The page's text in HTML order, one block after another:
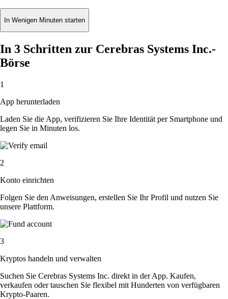
In Wenigen Minuten starten
In 3 Schritten zur Cerebras Systems Inc.-
Börse
1
App herunterladen
Laden Sie die App, verifizieren Sie Ihre Identität per Smartphone und
legen Sie in Minuten los.
2
Konto einrichten
Folgen Sie den Anweisungen, erstellen Sie Ihr Profil und nutzen Sie
unsere Plattform.
3
Kryptos handeln und verwalten
Suchen Sie Cerebras Systems Inc. direkt in der App. Kaufen,
verkaufen oder tauschen Sie flexibel mit Hunderten von verfügbaren
Krypto-Paaren.